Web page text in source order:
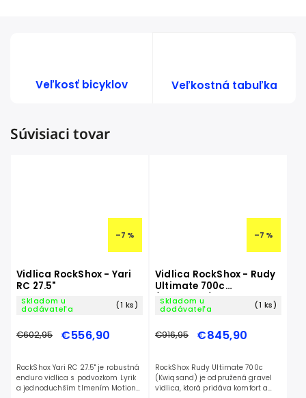
Veľkosť bicyklov Veľkostná tabuľka
Súvisiaci tovar
–7 %
Vidlica RockShox - Yari
RC 27.5"
Skladom u
dodávateľa
(1 ks)
€602,95 €556,90
RockShox Yari RC 27.5" je robustná
enduro vidlica s podvozkom Lyrik
a jednoduchším tlmením Motion
–7 %
Vidlica RockShox - Rudy
Ultimate 700c
(Kwiqsand)
Skladom u
dodávateľa
(1 ks)
€916,95 €845,90
RockShox Rudy Ultimate 700c
(Kwiqsand) je odpružená gravel
vidlica, ktorá pridáva komfort a